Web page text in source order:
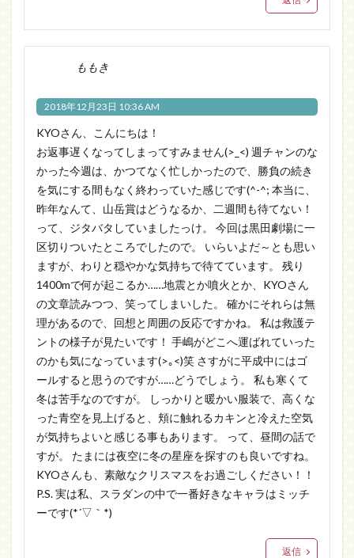
ももき
2018年12月23日 10:36 AM
KYOさん、こんにちは！
お返事遅くなってしまってすみません(>_<) 週チャンのな
かった今週は、かつてなく忙しかったので、勝負の続き
を気にする間もなく終わっていた感じです(^-^; 本当に、
昨年なんて、山岳賞はどうなるか、二週間も待てない！
って、ジタバタしていましたっけ。 今回は黒田劇場に一
区切りついたところでしたので。 いらいよだ～とも思い
ますが、わりと穏やかな気持ちで待てています。 残り
1400mで何が起こるか……地震とか噴火とか、KYOさん
の文章読みつつ、笑ってしまいした。 確かにそれらは無
理があるので、回想と周囲の反応ですかね。 私は救護テ
ントの様子が見たいです！ 手嶋がどこへ運ばれていった
のかも気になっています(>｡<)笑 さすがに平成中にはゴ
ールすると思うのですが……どうでしょう。 私も寒くて
冬は苦手なのですが。 しっかりと暖かい服装で、高くな
った青空を見上げると、頬に触れるカキンと冷えた空気
が気持ちよいと感じる事もあります。 って、昼間の話で
すが。 たまには夜空に冬の星座を探すのも良いですね。
KYOさんも、素敵なクリスマスをお過ごしください！！
P.S. 実は私、スラダンの中で一番好きなキャラはミッチ
ーです(*´▽｀*)
返信